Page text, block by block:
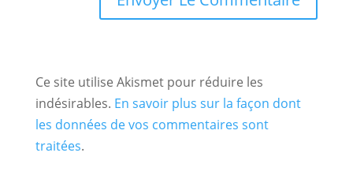
Ce site utilise Akismet pour réduire les
indésirables. En savoir plus sur la façon dont
les données de vos commentaires sont
traitées.